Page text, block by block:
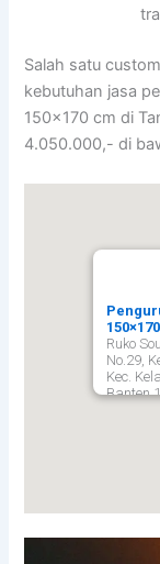
Salah satu
kebutuhan jasa
150×170 cm di
4.050.000,- di
Ruko
No.29,
Kec.
Banten